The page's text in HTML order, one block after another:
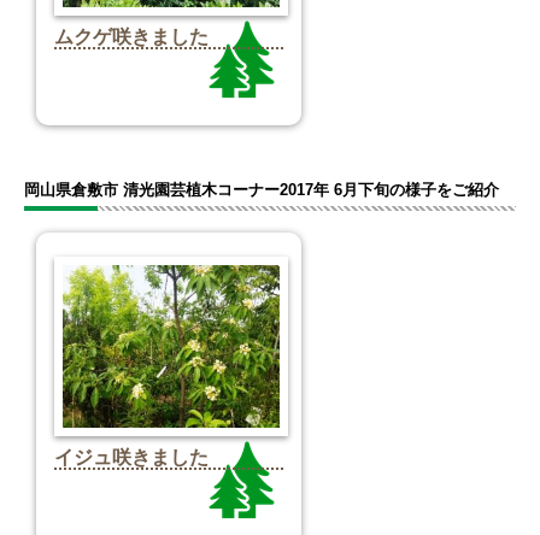
ムクゲ咲きました
岡山県倉敷市 清光園芸植木コーナー2017年 6月下旬の様子をご紹介
イジュ咲きました